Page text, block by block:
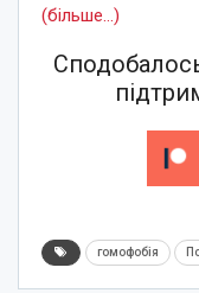
(більше…)
гомофобія